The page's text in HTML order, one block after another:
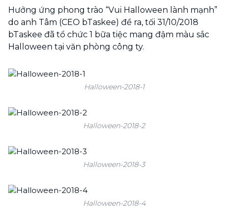
Hưởng ứng phong trào “Vui Halloween lành mạnh”
do anh Tâm (CEO bTaskee) đề ra, tối 31/10/2018
bTaskee đã tổ chức 1 bữa tiệc mang đậm màu sắc
Halloween tại văn phòng công ty.
Halloween-2018-1
Halloween-2018-2
Halloween-2018-3
Halloween-2018-4